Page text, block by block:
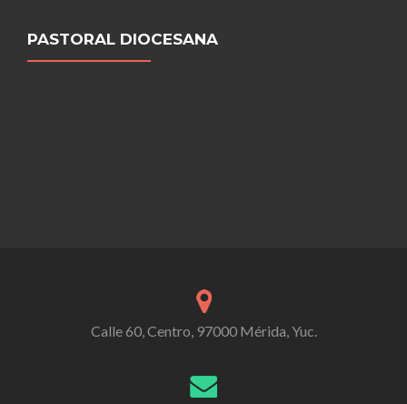
PASTORAL DIOCESANA
Calle 60, Centro, 97000 Mérida, Yuc.